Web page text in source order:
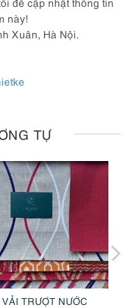
này!
Xuân, Hà Nội.
TỰ
VẢI TRƯỢT NƯỚC